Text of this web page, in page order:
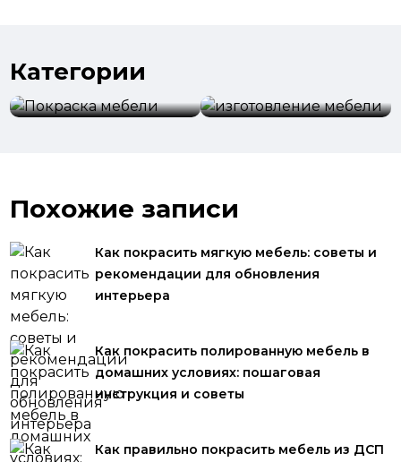
Категории
Покраска мебели
Похожие записи
Как покрасить мягкую мебель: советы и
рекомендации для обновления
интерьера
Как покрасить полированную мебель в
домашних условиях: пошаговая
инструкция и советы
Как правильно покрасить мебель из ДСП